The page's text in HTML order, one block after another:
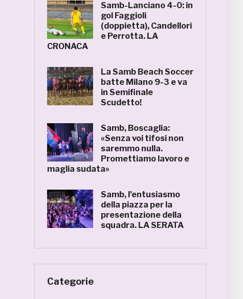
Samb-Lanciano 4-0: in
gol Faggioli
(doppietta), Candellori
e Perrotta. LA
CRONACA
La Samb Beach Soccer
batte Milano 9-3 e va
in Semifinale
Scudetto!
Samb, Boscaglia:
«Senza voi tifosi non
saremmo nulla.
Promettiamo lavoro e
maglia sudata»
Samb, l’entusiasmo
della piazza per la
presentazione della
squadra. LA SERATA
Categorie